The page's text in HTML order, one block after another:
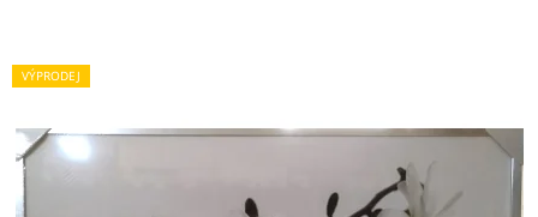
VÝPRODEJ